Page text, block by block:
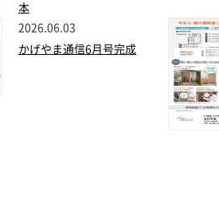
本
2026.06.03
かげやま通信6月号完成